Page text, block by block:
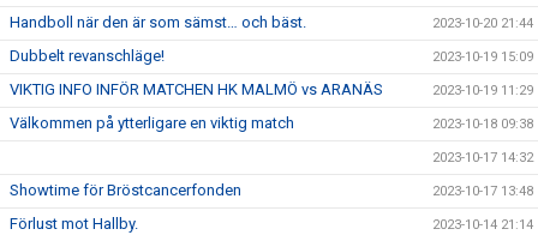
Handboll när den är som sämst… och bäst. 2023-10-20 21:44
Dubbelt revanschläge! 2023-10-19 15:09
VIKTIG INFO INFÖR MATCHEN HK MALMÖ vs ARANÄS 2023-10-19 11:29
Välkommen på ytterligare en viktig match 2023-10-18 09:38
2023-10-17 14:32
Showtime för Bröstcancerfonden 2023-10-17 13:48
Förlust mot Hallby. 2023-10-14 21:14